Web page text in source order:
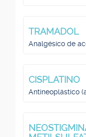
TRAMADOL
Analgésico de
CISPLATINO
Antineoplástico